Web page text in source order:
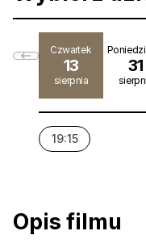
Czwartek
13
sierpnia
31
19:15
Opis filmu